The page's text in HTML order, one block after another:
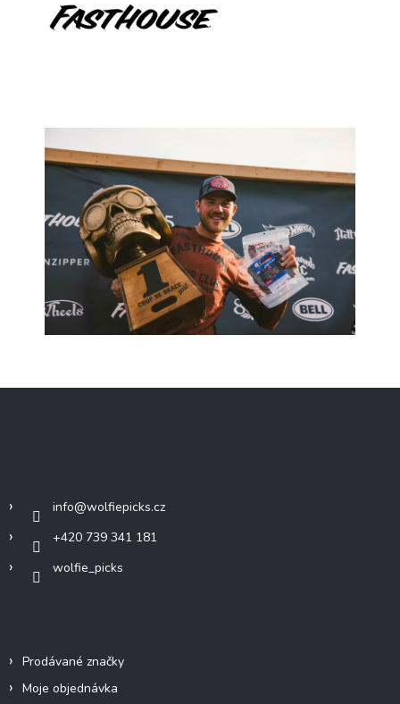
info@wolfiepicks.cz
+420 739 341 181
wolfie_picks
Prodávané značky
Moje objednávka